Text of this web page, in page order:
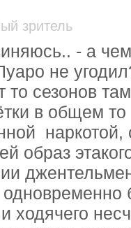
зритель
- а
не
то сезонов
в общем
образ
ходячего